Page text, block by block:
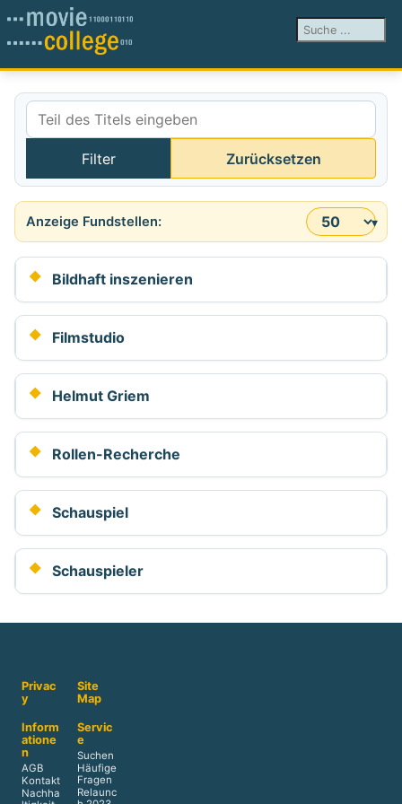
Suchen ...
Teil des Titels eingeben
Filter Zurücksetzen
Anzeige #
Bildhaft inszenieren
Filmstudio
Helmut Griem
Rollen-Recherche
Schauspiel
Schauspieler
Privac
y
Site
Map
Inform
atione
n
AGB
Kontakt
Nachha
Servic
e
Suchen
Häufige
Fragen
Relaunc